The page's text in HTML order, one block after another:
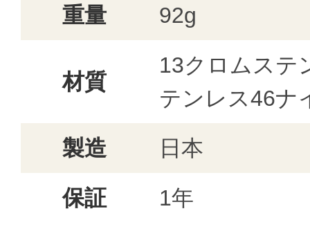
重量
92g
材質
13クロムステ
テンレス46ナ
製造
日本
保証
1年